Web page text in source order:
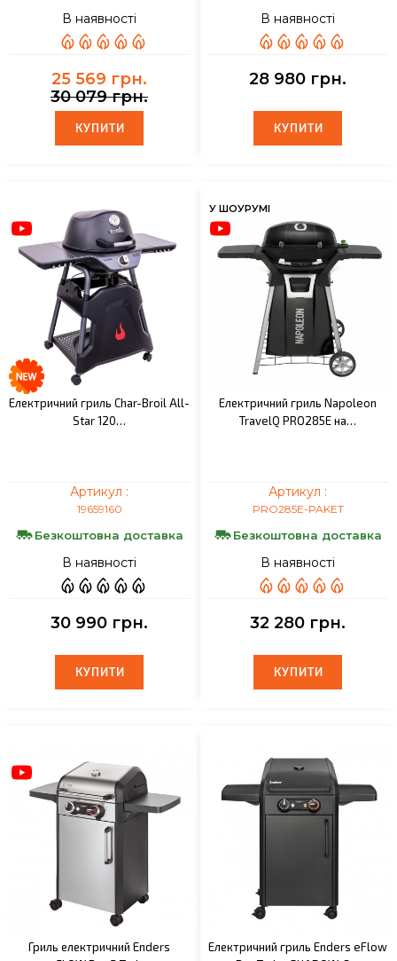
В наявності
25 569 грн.
30 079 грн.
КУПИТИ
КУПИТИ
В наявності
28 980 грн.
КУПИТИ
КУПИТИ
Електричний гриль Char-Broil All-
Star 120…
Артикул :
19659160
Безкоштовна доставка
В наявності
30 990 грн.
КУПИТИ
КУПИТИ
У ШОУРУМІ
Електричний гриль Napoleon
TravelQ PRO285E на…
Артикул :
PRO285E-PAKET
Безкоштовна доставка
В наявності
32 280 грн.
КУПИТИ
КУПИТИ
Гриль електричний Enders
Електричний гриль Enders eFlow